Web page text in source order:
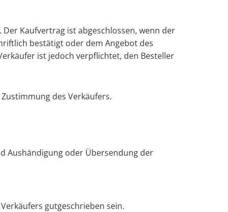
Kaufvertrag ist abgeschlossen, wenn der
bestätigt oder dem Angebot des
ist jedoch verpflichtet, den Besteller
des Verkäufers.
Aushändigung oder Übersendung der
gutgeschrieben sein.